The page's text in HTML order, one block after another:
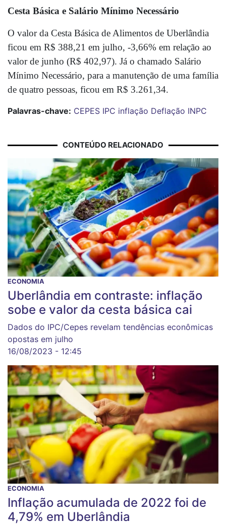
Cesta Básica e Salário Mínimo Necessário
O valor da Cesta Básica de Alimentos de Uberlândia
ficou em R$ 388,21 em julho, -3,66% em relação ao
valor de junho (R$ 402,97). Já o chamado Salário
Mínimo Necessário, para a manutenção de uma família
de quatro pessoas, ficou em R$ 3.261,34.
Palavras-chave: CEPES IPC inflação Deflação INPC
CONTEÚDO RELACIONADO
ECONOMIA
Uberlândia em contraste: inflação
sobe e valor da cesta básica cai
Dados do IPC/Cepes revelam tendências econômicas
opostas em julho
16/08/2023 - 12:45
ECONOMIA
Inflação acumulada de 2022 foi de
4,79% em Uberlândia